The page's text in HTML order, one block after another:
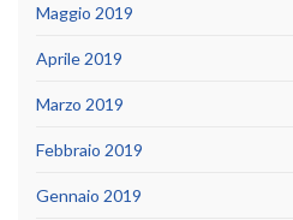
Maggio 2019
Aprile 2019
Marzo 2019
Febbraio 2019
Gennaio 2019